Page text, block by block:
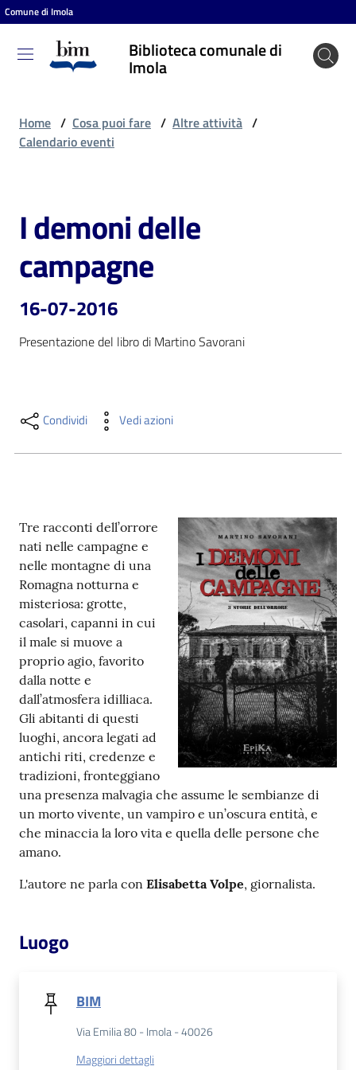
Vai al contenuto
Vai alla navigazione
Vai al footer
Comune di Imola
Biblioteca comunale di
Imola
Biblioteca
comunale
Cosa
puoi
fare
Scopri
Casa
Piani
Archivio
storico
Decentrate
Patto
per
la
lettura
Seguici
Home / Cosa puoi fare / Altre attività /
Calendario eventi
Salta al contenuto
I demoni delle
campagne
16-07-2016
Presentazione del libro di Martino Savorani
Condividi Vedi azioni
Tre racconti dell’orrore
nati nelle campagne e
nelle montagne di una
Romagna notturna e
misteriosa: grotte,
casolari, capanni in cui
il male si muove a
proprio agio, favorito
dalla notte e
dall’atmosfera idilliaca.
Gli abitanti di questi
luoghi, ancora legati ad
antichi riti, credenze e
tradizioni, fronteggiano
una presenza malvagia che assume le sembianze di
un morto vivente, un vampiro e un’oscura entità, e
che minaccia la loro vita e quella delle persone che
amano.
L'autore ne parla con Elisabetta Volpe, giornalista.
Luogo
BIM
Via Emilia 80 - Imola - 40026
Maggiori dettagli